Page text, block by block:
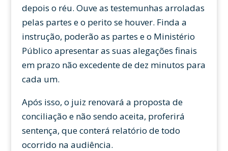
depois o réu. Ouve as testemunhas arroladas
pelas partes e o perito se houver. Finda a
instrução, poderão as partes e o Ministério
Público apresentar as suas alegações finais
em prazo não excedente de dez minutos para
cada um.
Após isso, o juiz renovará a proposta de
conciliação e não sendo aceita, proferirá
sentença, que conterá relatório de todo
ocorrido na audiência.